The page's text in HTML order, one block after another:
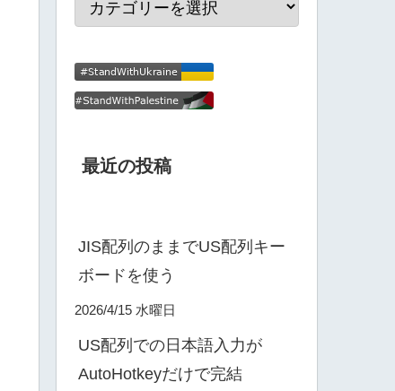
最近の投稿
JIS配列のままでUS配列キー
ボードを使う
2026/4/15 水曜日
US配列での日本語入力が
AutoHotkeyだけで完結